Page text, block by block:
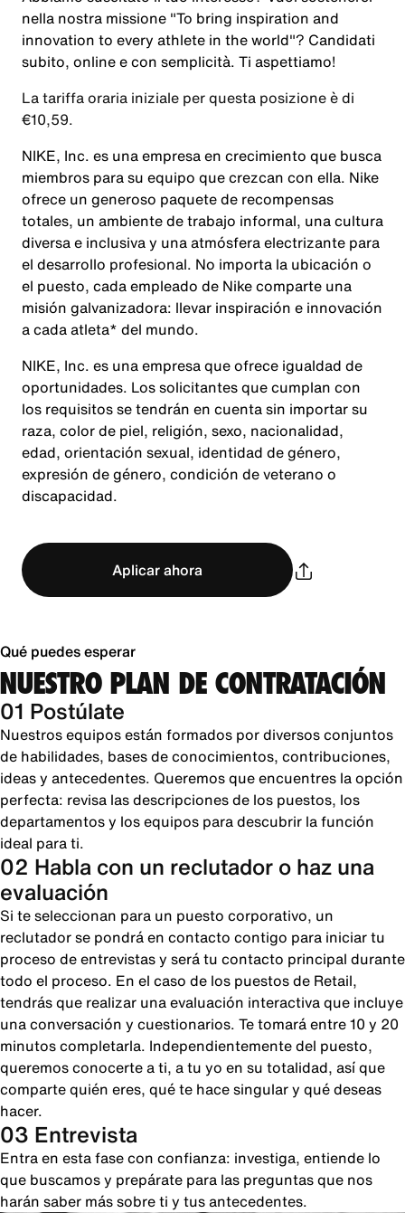
nella nostra missione "To bring inspiration and
innovation to every athlete in the world"? Candidati
subito, online e con semplicità. Ti aspettiamo!
La tariffa oraria iniziale per questa posizione è di
€10,59.
NIKE, Inc. es una empresa en crecimiento que busca
miembros para su equipo que crezcan con ella. Nike
ofrece un generoso paquete de recompensas
totales, un ambiente de trabajo informal, una cultura
diversa e inclusiva y una atmósfera electrizante para
el desarrollo profesional. No importa la ubicación o
el puesto, cada empleado de Nike comparte una
misión galvanizadora: llevar inspiración e innovación
a cada atleta* del mundo.
NIKE, Inc. es una empresa que ofrece igualdad de
oportunidades. Los solicitantes que cumplan con
los requisitos se tendrán en cuenta sin importar su
raza, color de piel, religión, sexo, nacionalidad,
edad, orientación sexual, identidad de género,
expresión de género, condición de veterano o
discapacidad.
Aplicar ahora
Qué puedes esperar
NUESTRO PLAN DE CONTRATACIÓN
01 Postúlate
Nuestros equipos están formados por diversos conjuntos
de habilidades, bases de conocimientos, contribuciones,
ideas y antecedentes. Queremos que encuentres la opción
perfecta: revisa las descripciones de los puestos, los
departamentos y los equipos para descubrir la función
ideal para ti.
02 Habla con un reclutador o haz una
evaluación
Si te seleccionan para un puesto corporativo, un
reclutador se pondrá en contacto contigo para iniciar tu
proceso de entrevistas y será tu contacto principal durante
todo el proceso. En el caso de los puestos de Retail,
tendrás que realizar una evaluación interactiva que incluye
una conversación y cuestionarios. Te tomará entre 10 y 20
minutos completarla. Independientemente del puesto,
queremos conocerte a ti, a tu yo en su totalidad, así que
comparte quién eres, qué te hace singular y qué deseas
hacer.
03 Entrevista
Entra en esta fase con confianza: investiga, entiende lo
que buscamos y prepárate para las preguntas que nos
harán saber más sobre ti y tus antecedentes.